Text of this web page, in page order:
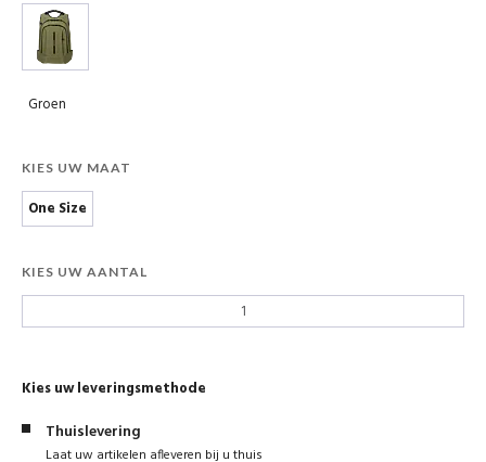
Groen
KIES UW MAAT
One Size
KIES UW AANTAL
Kies uw leveringsmethode
Thuislevering
Laat uw artikelen afleveren bij u thuis